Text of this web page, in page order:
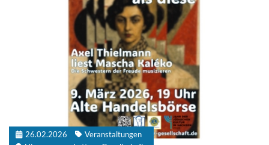
26.02.2026
Veranstaltungen